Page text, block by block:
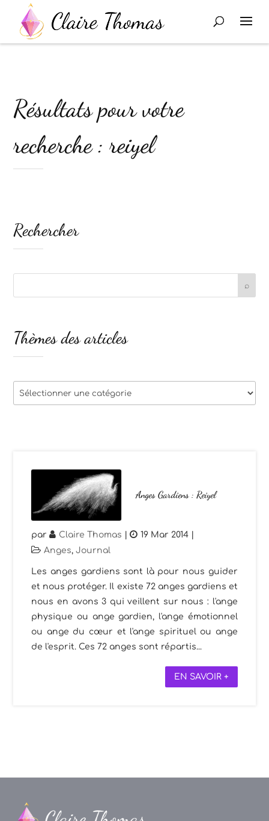
Résultats pour votre
recherche : reiyel
Anges Gardiens : Reiyel
par Claire Thomas | 19 Mar 2014 |
Anges,Journal
Les anges gardiens sont là pour nous guider
et nous protéger. Il existe 72 anges gardiens et
nous en avons 3 qui veillent sur nous : l'ange
physique ou ange gardien, l'ange émotionnel
ou ange du cœur et l'ange spirituel ou ange
de l'esprit. Ces 72 anges sont répartis...
EN SAVOIR +
Rechercher
Thèmes des articles
Thèmes
des